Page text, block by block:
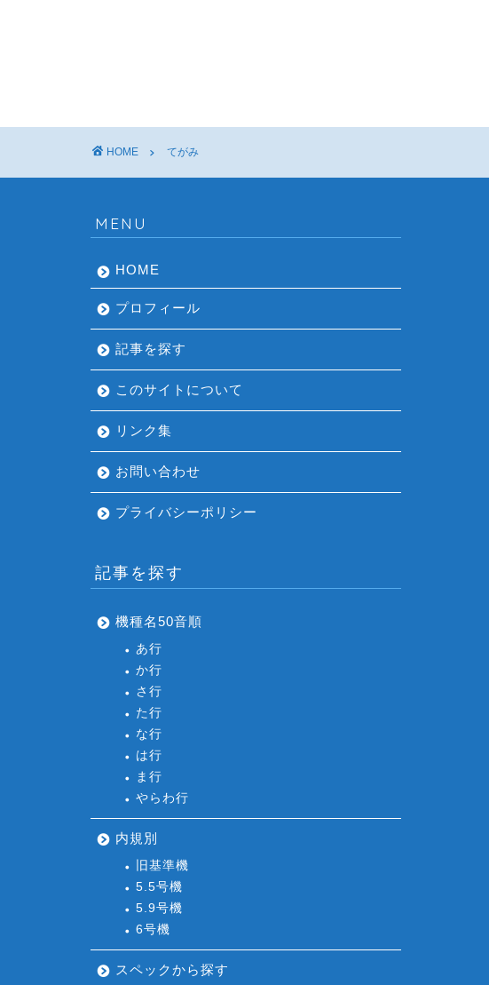
HOME てがみ
MENU
HOME
プロフィール
記事を探す
このサイトについて
リンク集
お問い合わせ
プライバシーポリシー
記事を探す
機種名50音順
あ行
か行
さ行
た行
な行
は行
ま行
やらわ行
内規別
旧基準機
5.5号機
5.9号機
6号機
スペックから探す